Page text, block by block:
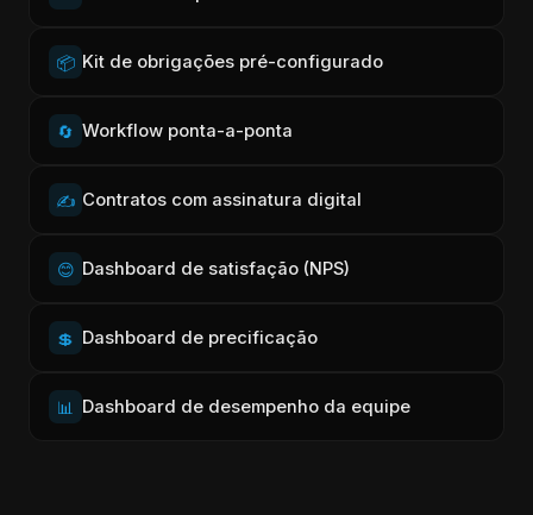
📦 Kit de obrigações pré-configurado
🔄 Workflow ponta-a-ponta
✍️ Contratos com assinatura digital
😊 Dashboard de satisfação (NPS)
💲 Dashboard de precificação
📊 Dashboard de desempenho da equipe